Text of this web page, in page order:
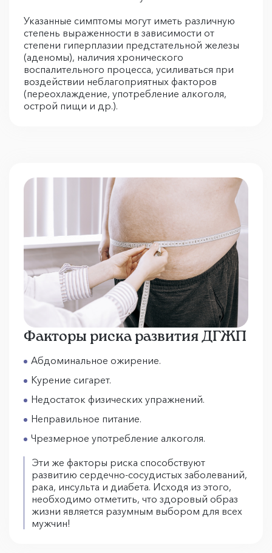
Указанные симптомы могут иметь различную
степень выраженности в зависимости от
степени гиперплазии предстательной железы
(аденомы), наличия хронического
воспалительного процесса, усиливаться при
воздействии неблагоприятных факторов
(переохлаждение, употребление алкоголя,
острой пищи и др.).
Факторы риска развития ДГЖП
Абдоминальное ожирение.
Курение сигарет.
Недостаток физических упражнений.
Неправильное питание.
Чрезмерное употребление алкоголя.
Эти же факторы риска способствуют
развитию сердечно-сосудистых заболеваний,
рака, инсульта и диабета. Исходя из этого,
необходимо отметить, что здоровый образ
жизни является разумным выбором для всех
мужчин!